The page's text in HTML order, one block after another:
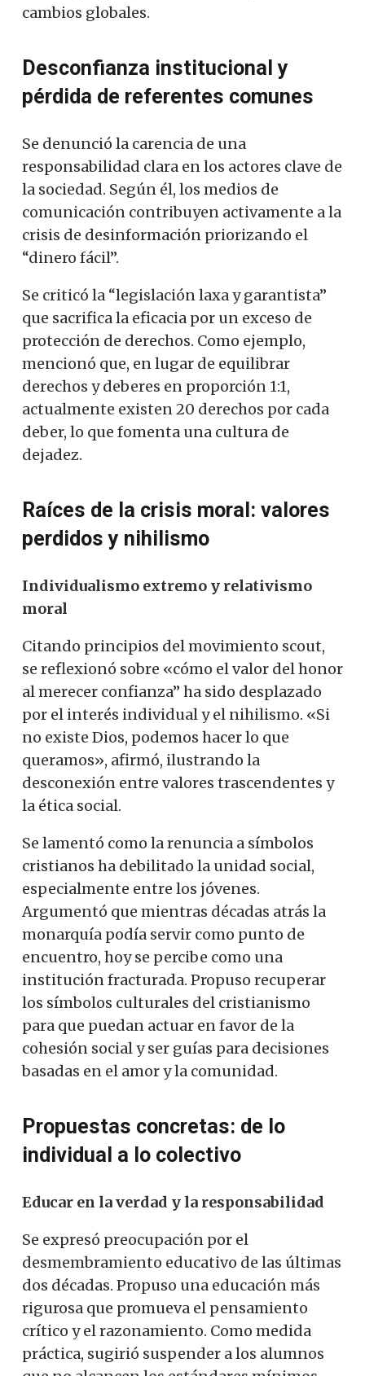
cambios globales.
Desconfianza institucional y
pérdida de referentes comunes
Se denunció la carencia de una
responsabilidad clara en los actores clave de
la sociedad. Según él, los medios de
comunicación contribuyen activamente a la
crisis de desinformación priorizando el
“dinero fácil”.
Se criticó la “legislación laxa y garantista”
que sacrifica la eficacia por un exceso de
protección de derechos. Como ejemplo,
mencionó que, en lugar de equilibrar
derechos y deberes en proporción 1:1,
actualmente existen 20 derechos por cada
deber, lo que fomenta una cultura de
dejadez.
Raíces de la crisis moral: valores
perdidos y nihilismo
Individualismo extremo y relativismo
moral
Citando principios del movimiento scout,
se reflexionó sobre «cómo el valor del honor
al merecer confianza” ha sido desplazado
por el interés individual y el nihilismo. «Si
no existe Dios, podemos hacer lo que
queramos», afirmó, ilustrando la
desconexión entre valores trascendentes y
la ética social.
Se lamentó como la renuncia a símbolos
cristianos ha debilitado la unidad social,
especialmente entre los jóvenes.
Argumentó que mientras décadas atrás la
monarquía podía servir como punto de
encuentro, hoy se percibe como una
institución fracturada. Propuso recuperar
los símbolos culturales del cristianismo
para que puedan actuar en favor de la
cohesión social y ser guías para decisiones
basadas en el amor y la comunidad.
Propuestas concretas: de lo
individual a lo colectivo
Educar en la verdad y la responsabilidad
Se expresó preocupación por el
desmembramiento educativo de las últimas
dos décadas. Propuso una educación más
rigurosa que promueva el pensamiento
crítico y el razonamiento. Como medida
práctica, sugirió suspender a los alumnos